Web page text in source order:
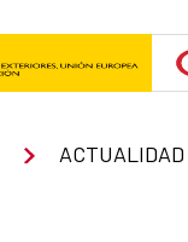
ACTUALIDAD